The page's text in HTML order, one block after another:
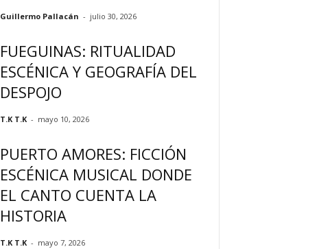
Guillermo Pallacán - julio 30, 2026
FUEGUINAS: RITUALIDAD
ESCÉNICA Y GEOGRAFÍA DEL
DESPOJO
T.K T.K - mayo 10, 2026
PUERTO AMORES: FICCIÓN
ESCÉNICA MUSICAL DONDE
EL CANTO CUENTA LA
HISTORIA
T.K T.K - mayo 7, 2026